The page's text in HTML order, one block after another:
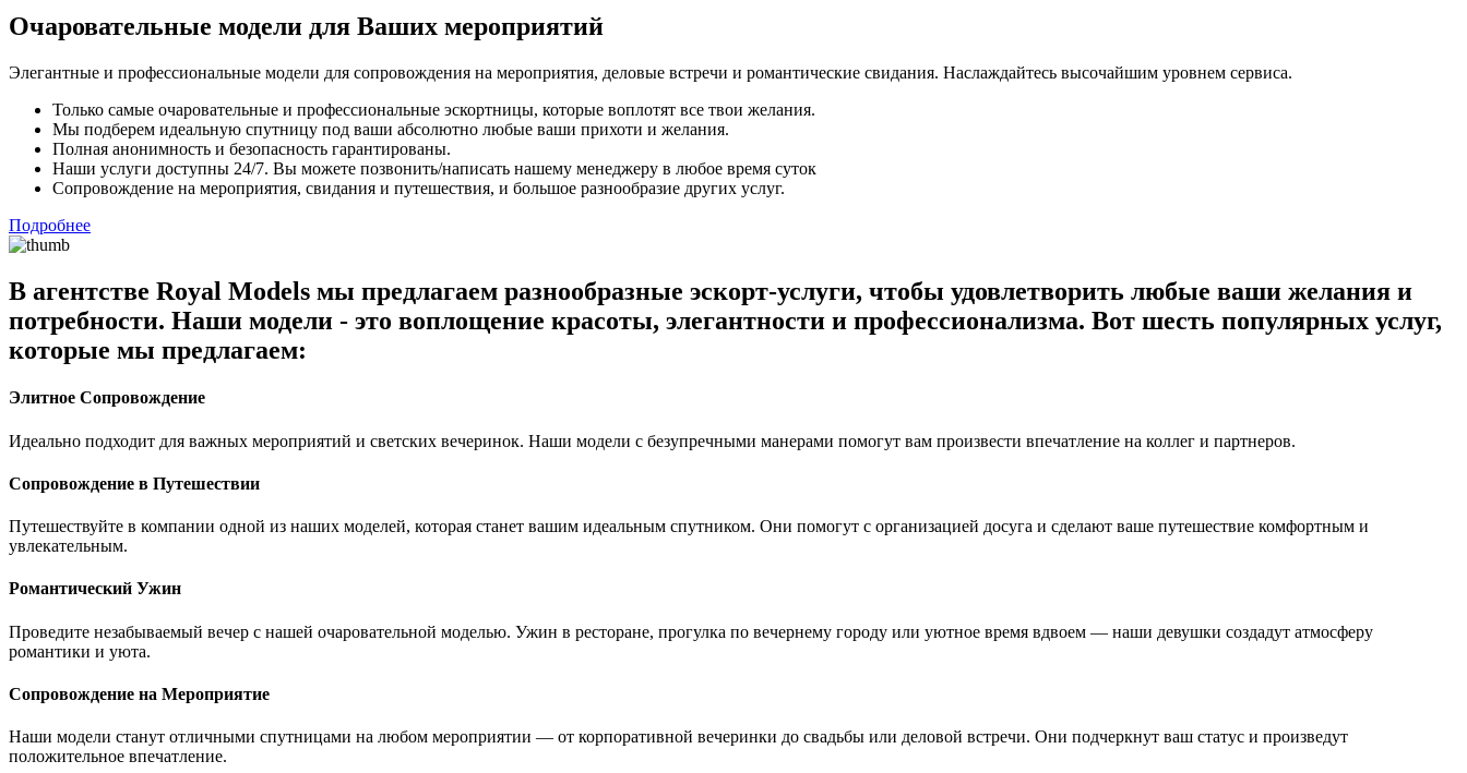
Очаровательные модели для Ваших мероприятий
Элегантные и профессиональные модели для сопровождения на мероприятия, деловые встречи и романтические свидания. Наслаждайтесь высочайшим уровнем сервиса.
Только самые очаровательные и профессиональные эскортницы, которые воплотят все твои желания.
Мы подберем идеальную спутницу под ваши абсолютно любые ваши прихоти и желания.
Полная анонимность и безопасность гарантированы.
Наши услуги доступны 24/7. Вы можете позвонить/написать нашему менеджеру в любое время суток
Сопровождение на мероприятия, свидания и путешествия, и большое разнообразие других услуг.
Подробнее
В агентстве Royal Models мы предлагаем разнообразные эскорт-услуги, чтобы удовлетворить любые ваши желания и
потребности. Наши модели - это воплощение красоты, элегантности и профессионализма. Вот шесть популярных услуг,
которые мы предлагаем:
Элитное Сопровождение
Идеально подходит для важных мероприятий и светских вечеринок. Наши модели с безупречными манерами помогут вам произвести впечатление на коллег и партнеров.
Сопровождение в Путешествии
Путешествуйте в компании одной из наших моделей, которая станет вашим идеальным спутником. Они помогут с организацией досуга и сделают ваше путешествие комфортным и
увлекательным.
Романтический Ужин
Проведите незабываемый вечер с нашей очаровательной моделью. Ужин в ресторане, прогулка по вечернему городу или уютное время вдвоем — наши девушки создадут атмосферу
романтики и уюта.
Сопровождение на Мероприятие
Наши модели станут отличными спутницами на любом мероприятии — от корпоративной вечеринки до свадьбы или деловой встречи. Они подчеркнут ваш статус и произведут
положительное впечатление.